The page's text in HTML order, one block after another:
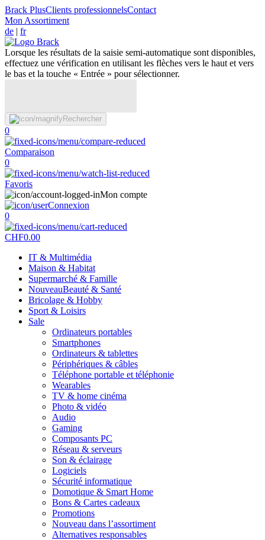
Brack PlusClients professionnelsContact
Mon Assortiment
de | fr
Lorsque les résultats de la saisie semi-automatique sont disponibles,
effectuez une vérification en utilisant les flèches vers le haut et vers
le bas et la touche « Entrée » pour sélectionner.
Rechercher
0
Comparaison
0
Favoris
Mon compte
Connexion
0
CHF0.00
IT & Multimédia
Maison & Habitat
Supermarché & Famille
NouveauBeauté & Santé
Bricolage & Hobby
Sport & Loisirs
Sale
Ordinateurs portables
Smartphones
Ordinateurs & tablettes
Périphériques & câbles
Téléphone portable et téléphonie
Wearables
TV & home cinéma
Photo & vidéo
Audio
Gaming
Composants PC
Réseau & serveurs
Son & éclairage
Logiciels
Sécurité informatique
Domotique & Smart Home
Bons & Cartes cadeaux
Promotions
Nouveau dans l’assortiment
Alternatives responsables